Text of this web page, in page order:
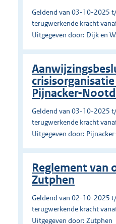
Geldend van 03-10-2025
terugwerkende kracht
Uitgegeven door: Dijk en
Pijnacker-
Geldend van 03-10-2025
terugwerkende kracht
Uitgegeven door:
Reglement van
Zutphen
Geldend van 02-10-2025
terugwerkende kracht
Uitgegeven door: Zutphen